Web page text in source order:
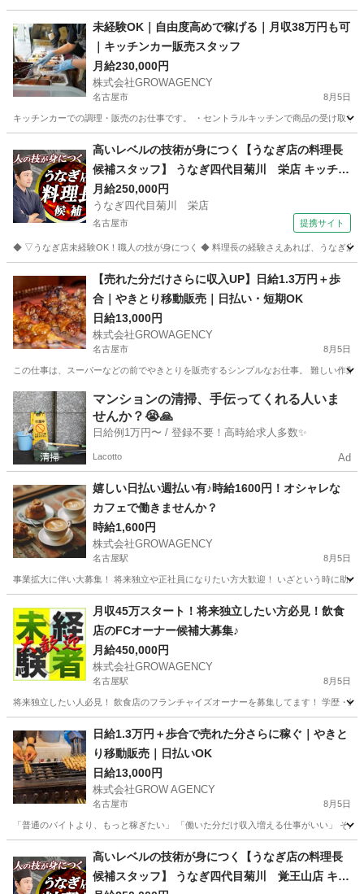
その他 移動販売
未経験OK｜自由度高めで稼げる｜月収38万円も可
｜キッチンカー販売スタッフ
月給230,000円
株式会社GROWAGENCY
名古屋市 8月5日
キッチンカーでの調理・販売のお仕事です。 ・セントラルキッチンで商品の受け取
その他 キッチンカー
高いレベルの技術が身につく【うなぎ店の料理長
候補スタッフ】 うなぎ四代目菊川 栄店 キッチン
スタッフ
月給250,000円
うなぎ四代目菊川 栄店
名古屋市 提携サイト
◆ ▽うなぎ店未経験OK！職人の技が身につく ◆ 料理長の経験さえあれば、うなぎ店
キッチン
【売れた分だけさらに収入UP】日給1.3万円＋歩
合｜やきとり移動販売｜日払い・短期OK
日給13,000円
株式会社GROWAGENCY
名古屋市 8月5日
この仕事は、スーパーなどの前でやきとりを販売するシンプルなお仕事。 難しい作
愛知 名古屋市 その他 移動販売
マンションの清掃、手伝ってくれる人いま
せんか？😭🙏
日給例1万円〜 / 登録不要！高時給求人多数✨
Lacotto Ad
嬉しい日払い週払い有♪時給1600円！オシャレな
カフェで働きませんか？
時給1,600円
株式会社GROWAGENCY
名古屋駅 8月5日
事業拡大に伴い大募集！ 将来独立や正社員になりたい方大歓迎！ いざという時に助
名古屋駅 カフェ 時給
月収45万スタート！将来独立したい方必見！飲食
店のFCオーナー候補大募集♪
月給450,000円
株式会社GROWAGENCY
名古屋駅 8月5日
将来独立したい人必見！ 飲食店のフランチャイズオーナーを募集してます！ 学歴・
名古屋駅 その他 1LDK
日給1.3万円＋歩合で売れた分さらに稼ぐ｜やきと
り移動販売｜日払いOK
日給13,000円
株式会社GROW AGENCY
名古屋市 8月5日
「普通のバイトより、もっと稼ぎたい」 「働いた分だけ収入増える仕事がいい」 そ
その他 移動販売
高いレベルの技術が身につく【うなぎ店の料理長
候補スタッフ】 うなぎ四代目菊川 覚王山店 キッ